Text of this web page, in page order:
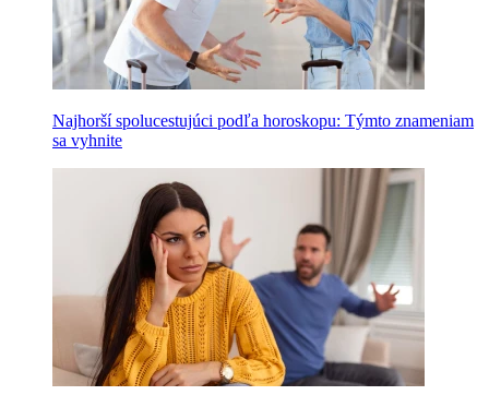
Najhorší spolucestujúci podľa horoskopu: Týmto znameniam
sa vyhnite